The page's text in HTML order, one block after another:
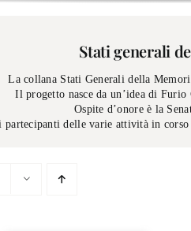
Stati generali
La collana Stati Generali della
Il progetto nasce da un’idea di
Ospite d’onore è la
delle varie attività in